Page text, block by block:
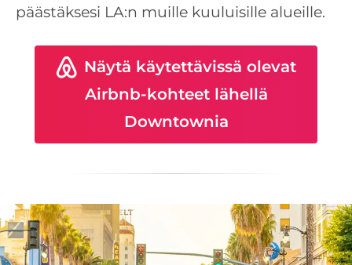
päästäksesi LA:n muille kuuluisille alueille.
Näytä käytettävissä olevat
Airbnb-kohteet lähellä
Downtownia